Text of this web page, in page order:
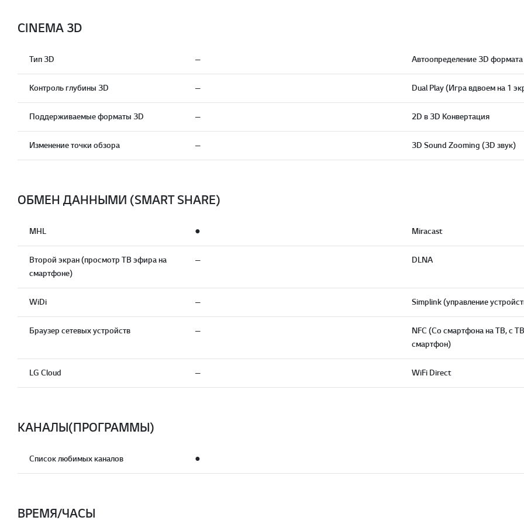
CINEMA 3D
Тип 3D — Автоопределение 3D формата
Контроль глубины 3D — Dual Play (Игра вдвоем на 1
Поддерживаемые форматы 3D — 2D в 3D Конвертация
Изменение точки обзора — 3D Sound Zooming (3D звук)
ОБМЕН ДАННЫМИ (SMART SHARE)
MHL ● Miracast
Второй экран (просмотр ТВ эфира на
смартфоне)
— DLNA
WiDi — Simplink (управление
Браузер сетевых устройств —
NFC (Со смартфона на ТВ, с
смартфон)
LG Cloud — WiFi Direct
КАНАЛЫ(ПРОГРАММЫ)
Список любимых каналов ●
ВРЕМЯ/ЧАСЫ